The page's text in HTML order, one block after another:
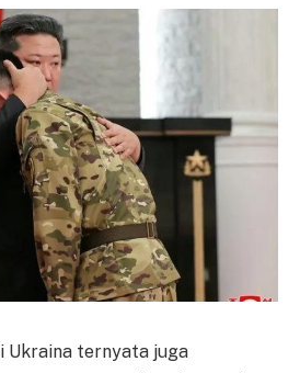
Ukraina ternyata juga